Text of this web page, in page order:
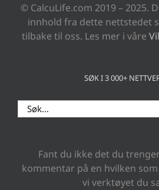
© CalcuLife.com 2019 – 2025.
innhold fra dette nettstedet
tilbake til oss. Les mer i våre
SØK I 3 000+
Search
for:
Fant du ikke det du
kommentar på en hvilken
vi verktøyet du